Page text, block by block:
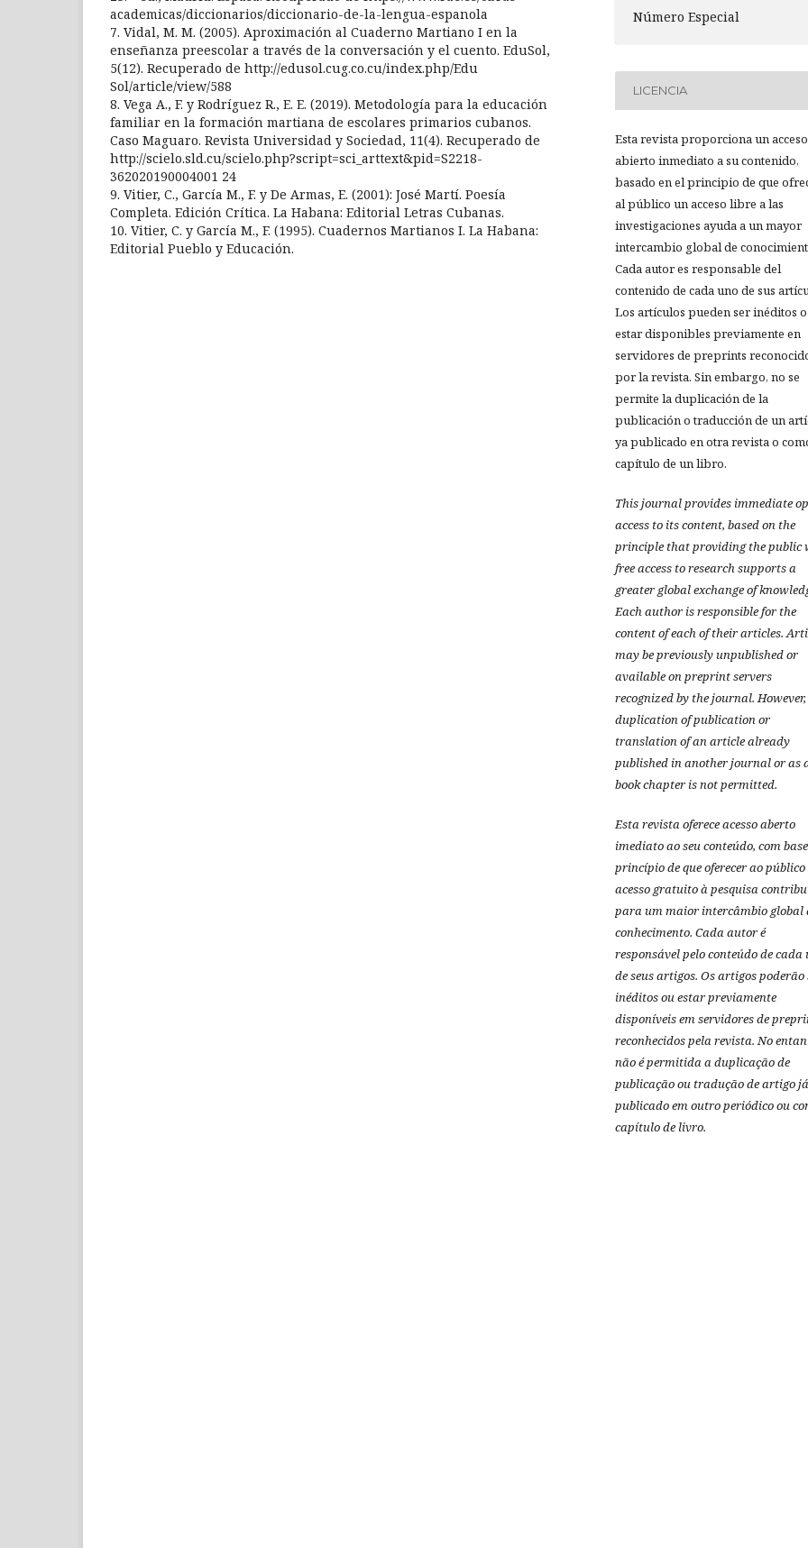
academicas/diccionarios/diccionario-de-la-lengua-espanola
7. Vidal, M. M. (2005). Aproximación al Cuaderno Martiano I en la
enseñanza preescolar a través de la conversación y el cuento. EduSol,
5(12). Recuperado de http://edusol.cug.co.cu/index.php/Edu
Sol/article/view/588
8. Vega A., F. y Rodríguez R., E. E. (2019). Metodología para la educación
familiar en la formación martiana de escolares primarios cubanos.
Caso Maguaro. Revista Universidad y Sociedad, 11(4). Recuperado de
http://scielo.sld.cu/scielo.php?script=sci_arttext&pid=S2218-
362020190004001 24
9. Vitier, C., García M., F. y De Armas, E. (2001): José Martí. Poesía
Completa. Edición Crítica. La Habana: Editorial Letras Cubanas.
10. Vitier, C. y García M., F. (1995). Cuadernos Martianos I. La Habana:
Editorial Pueblo y Educación.
Número Especial
LICENCIA
Esta revista proporciona un acceso
abierto inmediato a su contenido,
basado en el principio de que
al público un acceso libre a las
investigaciones ayuda a un mayor
intercambio global de
Cada autor es responsable del
contenido de cada uno de sus
Los artículos pueden ser inéditos o
estar disponibles previamente en
servidores de preprints
por la revista. Sin embargo, no se
permite la duplicación de la
publicación o traducción de un
ya publicado en otra revista o
capítulo de un libro.
This journal provides immediate
access to its content, based on the
principle that providing the public
free access to research supports a
greater global exchange of
Each author is responsible for the
content of each of their articles.
may be previously unpublished or
available on preprint servers
recognized by the journal. However,
duplication of publication or
translation of an article already
published in another journal or as
book chapter is not permitted.
Esta revista oferece acesso aberto
imediato ao seu conteúdo, com
princípio de que oferecer ao público
acesso gratuito à pesquisa
para um maior intercâmbio global
conhecimento. Cada autor é
responsável pelo conteúdo de cada
de seus artigos. Os artigos poderão
inéditos ou estar previamente
disponíveis em servidores de
reconhecidos pela revista. No
não é permitida a duplicação de
publicação ou tradução de artigo já
publicado em outro periódico ou
capítulo de livro.